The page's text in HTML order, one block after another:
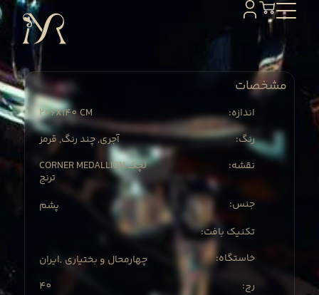
مشخصات
206X140 CM
:اندازه
آجری, چند رنگ, قرمز
:رنگ
CORNER MEDALLION لچک
ترنج
:نقشه
پشم
:جنس
:تکنیک بافت
ایران چهارمحال و بختیاری
:خاستگاه
40
:رج